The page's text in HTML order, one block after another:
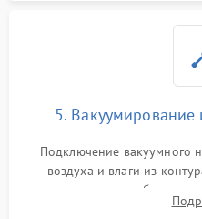
5.
Подключение вакуумного
воздуха и влаги из
дозированным объемом
электронным весам.